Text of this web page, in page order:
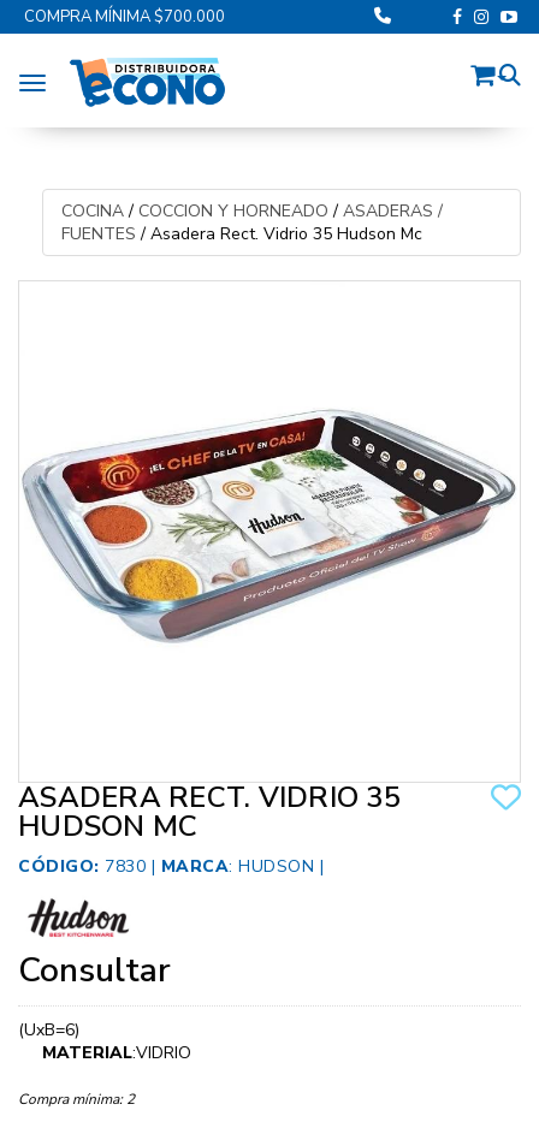
COMPRA MÍNIMA $700.000
Toggle navigation
COCINA/ COCCION Y HORNEADO / ASADERAS /
FUENTES / Asadera Rect. Vidrio 35 Hudson Mc
ASADERA RECT. VIDRIO 35
HUDSON MC
CÓDIGO: 7830 | MARCA: HUDSON |
Consultar
(UxB=6)
MATERIAL:VIDRIO
Compra mínima: 2